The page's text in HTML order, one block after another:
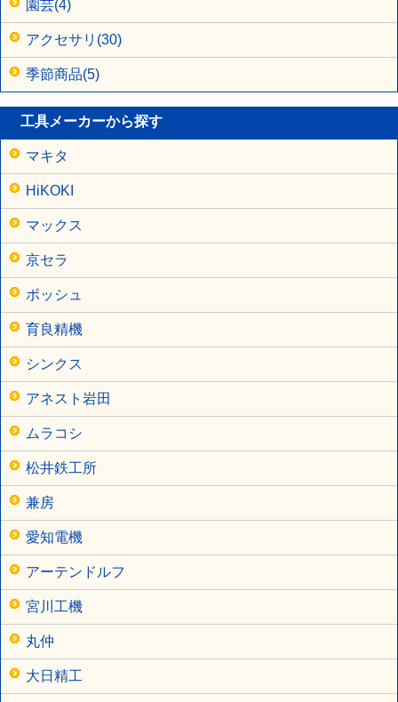
園芸(4)
アクセサリ(30)
季節商品(5)
工具メーカーから探す
マキタ
HiKOKI
マックス
京セラ
ボッシュ
育良精機
シンクス
アネスト岩田
ムラコシ
松井鉄工所
兼房
愛知電機
アーテンドルフ
宮川工機
丸仲
大日精工